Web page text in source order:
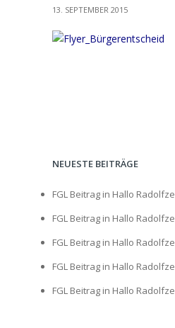
13. SEPTEMBER 2015
NEUESTE BEITRÄGE
FGL Beitrag in Hallo
FGL Beitrag in Hallo
FGL Beitrag in Hallo
FGL Beitrag in Hallo
FGL Beitrag in Hallo